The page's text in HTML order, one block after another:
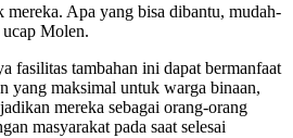
Apa yang bisa dibantu, mudah-
Molen.
fasilitas tambahan ini dapat bermanfaat
yang maksimal untuk warga binaan,
mereka sebagai orang-orang
masyarakat pada saat selesai